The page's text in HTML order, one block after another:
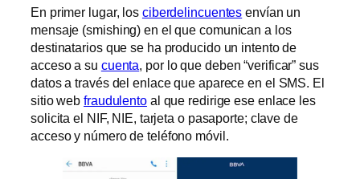
En primer lugar, los ciberdelincuentes envían un
mensaje (smishing) en el que comunican a los
destinatarios que se ha producido un intento de
acceso a su cuenta, por lo que deben “verificar” sus
datos a través del enlace que aparece en el SMS. El
sitio webfraudulentoal que redirige ese enlace les
solicita el NIF, NIE, tarjeta o pasaporte; clave de
acceso y número de teléfono móvil.